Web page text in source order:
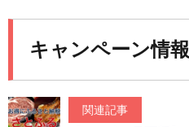
キャンペーン情報
関連記事